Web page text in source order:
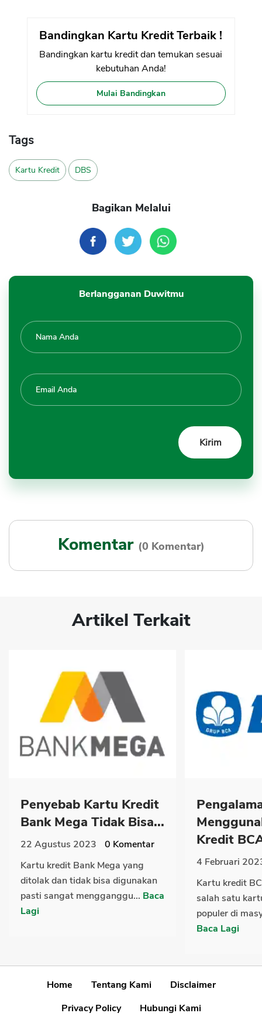
Bandingkan Kartu Kredit Terbaik !
Bandingkan kartu kredit dan temukan sesuai
kebutuhan Anda!
Mulai Bandingkan
Tags
Kartu Kredit DBS
Bagikan Melalui
Berlangganan Duwitmu
Komentar (0 Komentar)
Artikel Terkait
Penyebab Kartu Kredit
Bank Mega Tidak Bisa...
22 Agustus 2023 0 Komentar
Kartu kredit Bank Mega yang
ditolak dan tidak bisa digunakan
pasti sangat mengganggu... Baca
Lagi
Kredit
4 Februari
Kartu kredit
salah satu
populer di
Baca Lagi
Home Tentang Kami
Disclaimer
Privacy Policy
Hubungi Kami